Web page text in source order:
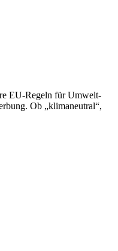
EU-Regeln für Umwelt-
Ob „klimaneutral“,